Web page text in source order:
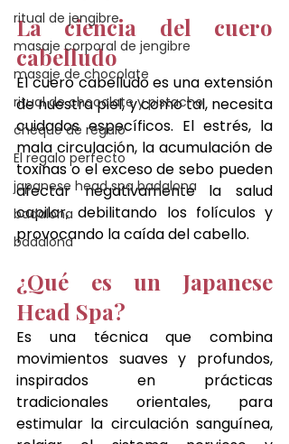
ritual de jengibre
masaje corporal de jengibre
masaje de chocolate
ritual de chocolate y pistacho
cheque de regalo
El regalo perfecto
japanese head spa badalona
badalona
badalona
La ciencia del cuero
cabelludo
El cuero cabelludo es una extensión
de nuestra piel, y como tal, necesita
cuidados específicos. El estrés, la
mala circulación, la acumulación de
toxinas o el exceso de sebo pueden
afectar negativamente la salud
capilar, debilitando los folículos y
provocando la caída del cabello.
¿Qué es un Japanese
Head Spa?
Es una técnica que combina
movimientos suaves y profundos,
inspirados en prácticas
tradicionales orientales, para
estimular la circulación sanguínea,